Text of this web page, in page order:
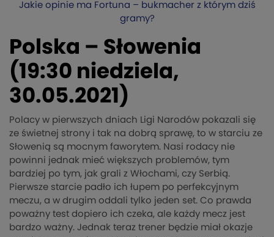
Jakie opinie ma Fortuna – bukmacher z którym dziś
gramy?
Polska – Słowenia
(19:30 niedziela,
30.05.2021)
Polacy w pierwszych dniach Ligi Narodów pokazali się
ze świetnej strony i tak na dobrą sprawę, to w starciu ze
Słowenią są mocnym faworytem. Nasi rodacy nie
powinni jednak mieć większych problemów, tym
bardziej po tym, jak grali z Włochami, czy Serbią.
Pierwsze starcie padło ich łupem po perfekcyjnym
meczu, a w drugim oddali tylko jeden set. Co prawda
poważny test dopiero ich czeka, ale każdy mecz jest
bardzo ważny. Jednak teraz trener będzie miał okazje